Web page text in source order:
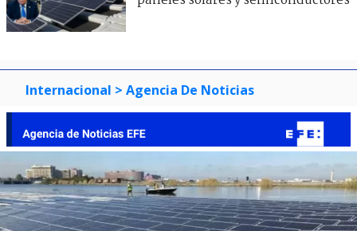
Internacional > Agencia De Noticias